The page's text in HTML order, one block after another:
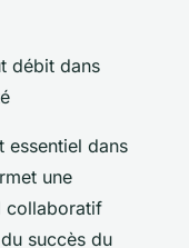
débit dans
essentiel dans
une
collaboratif
succès du